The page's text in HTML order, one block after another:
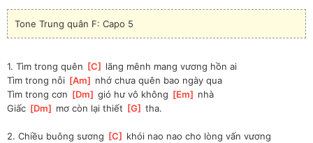
Tone Trung quân F: Capo 5
1. Tìm trong quên [C
lãng mênh mang vương hồn ai
Tìm trong nỗi [Am
nhớ chưa quên bao ngày qua
Tìm trong cơn [Dm ] gió hư vô không [Em
nhà
Giấc [Dm mơ còn lại thiết [G ] tha.
2. Chiều buông sương [C
khói nao nao cho lòng vấn vương